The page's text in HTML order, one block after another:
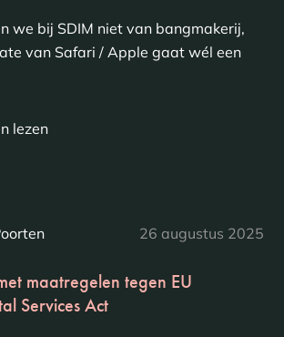
we bij SDIM niet van bangmakerij,
van Safari / Apple gaat wél een
lezen
26 augustus 2025
maatregelen tegen EU
Services Act